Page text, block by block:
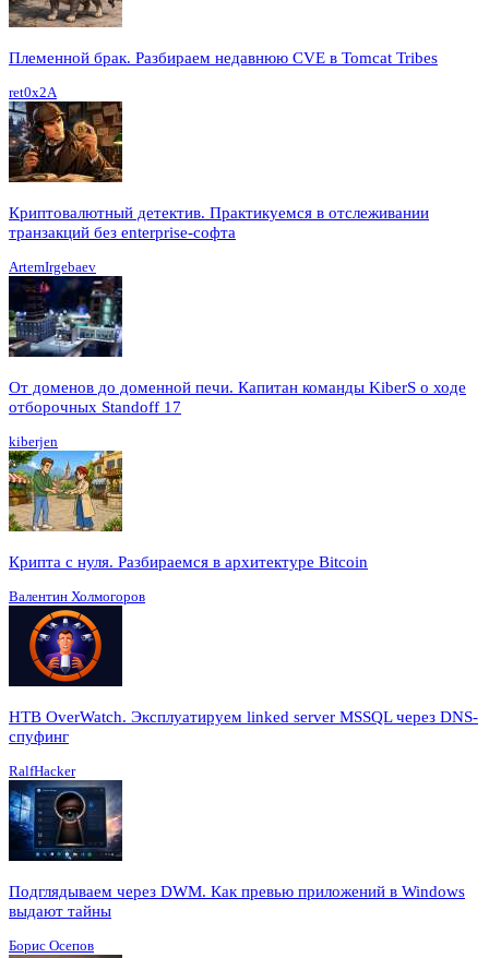
Племенной брак. Разбираем недавнюю CVE в Tomcat Tribes
ret0x2A
Криптовалютный детектив. Практикуемся в отслеживании
транзакций без enterprise-софта
ArtemIrgebaev
От доменов до доменной печи. Капитан команды KiberS о ходе
отборочных Standoff 17
kiberjen
Крипта с нуля. Разбираемся в архитектуре Bitcoin
Валентин Холмогоров
HTB OverWatch. Эксплуатируем linked server MSSQL через DNS-
спуфинг
RalfHacker
Подглядываем через DWM. Как превью приложений в Windows
выдают тайны
Борис Осепов